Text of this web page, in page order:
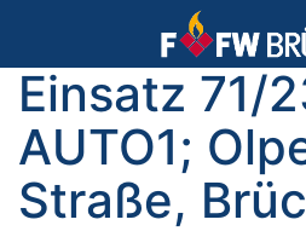
Einsatz 71/
AUTO1;
Straße,